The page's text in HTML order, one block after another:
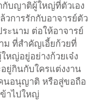
กับญาติผู้ใหญ่ที่ตัวเอง
วการรักกับอาจารย์ตัว
ระนาม ต่อให้อาจารย์
ม ที่สำคัญเอี้ยก้วยที่
หญ่อยู่อย่างก้วยเจ๋ง
ยู่กินกับใครแต่งงาน
นอนุญาติ หรือสู่ขอถือ
ข้าไปใหญ่